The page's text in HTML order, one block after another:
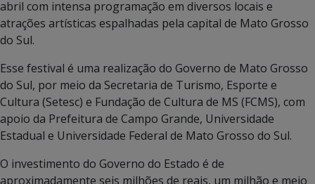
abril com intensa programação em diversos locais e
atrações artísticas espalhadas pela capital de Mato Grosso
do Sul.
Esse festival é uma realização do Governo de Mato Grosso
do Sul, por meio da Secretaria de Turismo, Esporte e
Cultura (Setesc) e Fundação de Cultura de MS (FCMS), com
apoio da Prefeitura de Campo Grande, Universidade
Estadual e Universidade Federal de Mato Grosso do Sul.
O investimento do Governo do Estado é de
aproximadamente seis milhões de reais, um milhão e meio